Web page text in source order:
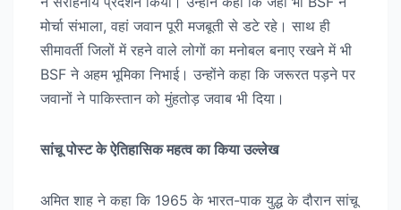
मोर्चा संभाला, वहां जवान पूरी मजबूती से डटे रहे। साथ ही
सीमावर्ती जिलों में रहने वाले लोगों का मनोबल बनाए रखने में भी
BSF ने अहम भूमिका निभाई। उन्होंने कहा कि जरूरत पड़ने पर
जवानों ने पाकिस्तान को मुंहतोड़ जवाब भी दिया।
सांचू पोस्ट के ऐतिहासिक महत्व का किया उल्लेख
अमित शाह ने कहा कि 1965 के भारत-पाक युद्ध के दौरान सांचू